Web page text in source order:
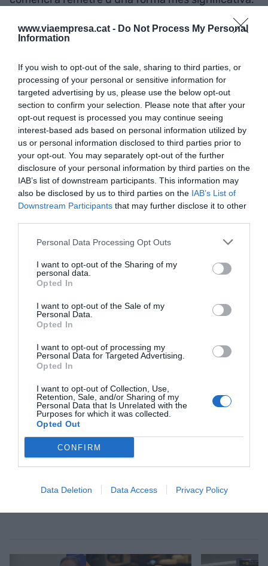
www.viaempresa.cat - Do Not Process My Personal
Information
If you wish to opt-out of the sale, sharing to third parties, or
processing of your personal or sensitive information for
targeted advertising by us, please use the below opt-out
section to confirm your selection. Please note that after your
opt-out request is processed you may continue seeing
interest-based ads based on personal information utilized by
us or personal information disclosed to third parties prior to
your opt-out. You may separately opt-out of the further
disclosure of your personal information by third parties on the
IAB’s list of downstream participants. This information may
also be disclosed by us to third parties on the IAB’s List of
Downstream Participants that may further disclose it to other
Personal Data Processing Opt Outs
I want to opt-out of the Sharing of my
personal data.
Opted In
I want to opt-out of the Sale of my
Personal Data.
Opted In
I want to opt-out of processing my
Personal Data for Targeted Advertising.
Opted In
I want to opt-out of Collection, Use,
Retention, Sale, and/or Sharing of my
Personal Data that Is Unrelated with the
Purposes for which it was collected.
Opted Out
CONFIRM
Data Deletion Data Access Privacy Policy
Un 6,2% no manifesta cap opinió sobre aquesta
qüestió. El mercat de l’habitatge ha estat també
l’enquesta de situació econòmica. De l’anàlisi de la
novaLey por el derecho a la viviendaes pot
concloure que els economistes catalans estan
contra d’intervenir el mercat de l’habitatge de
lloguervia control de preus i a favor de generar
més habitatge assequible amb mesures de
foment de l’oferta.
Els membres del CEC també mostren el seu aval a
l'acord signat per sindicats i patronal pels salaris.
mentre que el 12,5% el considera "excessiu" i el
12% "insuficient". Finalment, la sequera apareix
com el quart problema de l'economia, que millora
Google de forma gratuïta
Estigues informat amb les últimes notícies d'actualitat
ACTIVAR ARA